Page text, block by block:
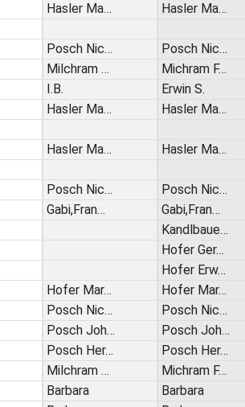
Hasler Ma…
Posch Nic…
Milchram …
I.B.
Hasler Ma…
Hasler Ma…
Posch Nic…
Gabi,Fran…
Hofer Mar…
Posch Nic…
Posch Joh…
Posch Her…
Milchram …
Barbara
Hasler Ma…
Posch Nic…
Michram F…
Erwin S.
Hasler Ma…
Hasler Ma…
Posch Nic…
Gabi,Fran…
Kandlbaue…
Hofer Ger…
Hofer Erw…
Hofer Mar…
Posch Nic…
Posch Joh…
Posch Her…
Michram F…
Barbara